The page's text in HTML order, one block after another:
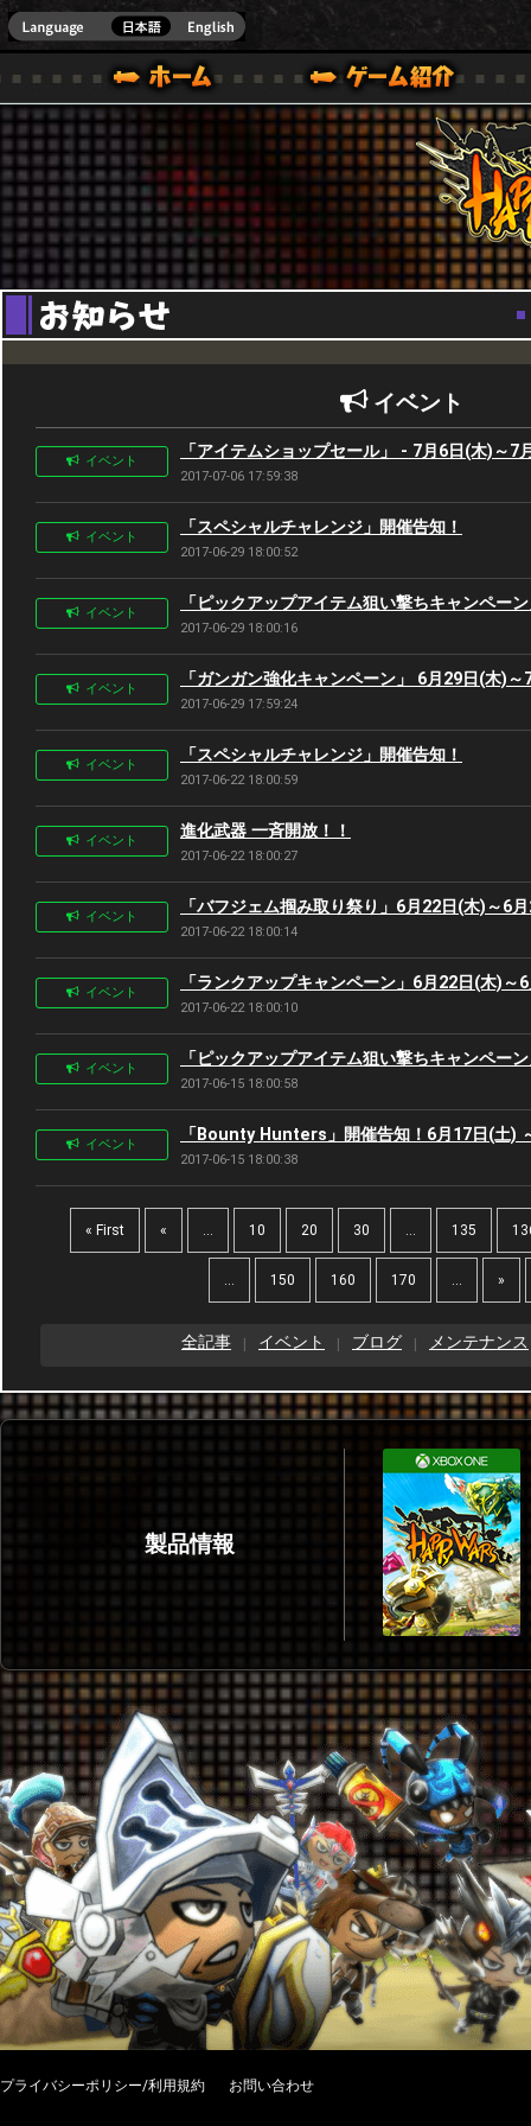
Youtube
ONE VER.]
ガイド
ル｜HAPPY WARS(ハッピーウォーズ)公式サイト [ XBOX 360,XBOX ONE VER.]
サポート | HAPPY WARS(ハッピーウォーズ)公式サイ
イベント
イベント 「アイテムショップセール」 - 7月6日(木)～7
2017-07-06 17:59:38
イベント 「スペシャルチャレンジ」開催告知！
2017-06-29 18:00:52
イベント 「ピックアップアイテム狙い撃ちキャンペー
2017-06-29 18:00:16
イベント 「ガンガン強化キャンペーン」 6月29日(木)
2017-06-29 17:59:24
イベント 「スペシャルチャレンジ」開催告知！
2017-06-22 18:00:59
イベント 進化武器 一斉開放！！
2017-06-22 18:00:27
イベント 「バフジェム掴み取り祭り」6月22日(木)～6
2017-06-22 18:00:14
イベント 「ランクアップキャンペーン」6月22日(木)～
2017-06-22 18:00:10
イベント 「ピックアップアイテム狙い撃ちキャンペー
2017-06-15 18:00:58
イベント 「Bounty Hunters」開催告知！6月17日(土)
2017-06-15 18:00:38
« First « ... 10 20 30 ... 135
... 150 160 170 ... »
全記事 イベント ブログ メンテナンス
製品情報
プライバシーポリシー/利用規約 お問い合わせ